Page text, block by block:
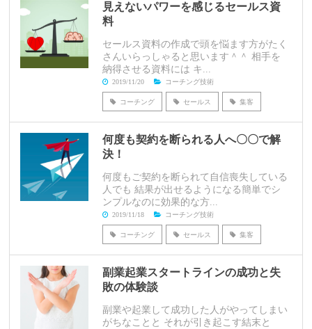
見えないパワーを感じるセールス資
料
セールス資料の作成で頭を悩ます方がたく
さんいらっしゃると思います＾＾ 相手を
納得させる資料には キ...
2019/11/20 コーチング技術
コーチング セールス 集客
何度も契約を断られる人へ〇〇で解
決！
何度もご契約を断られて自信喪失している
人でも 結果が出せるようになる簡単でシ
ンプルなのに効果的な方...
2019/11/18 コーチング技術
コーチング セールス 集客
副業起業スタートラインの成功と失
敗の体験談
副業や起業して成功した人がやってしまい
がちなことと それが引き起こす結末と